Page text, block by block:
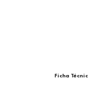
Ficha